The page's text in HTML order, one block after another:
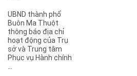
5A(1)
5KC(3)
6A(1)
6B (1)
UBND thành phố
Buôn Ma Thuột
thông báo địa chỉ
hoạt động của Trụ
sở và Trung tâm
Phục vụ Hành chính